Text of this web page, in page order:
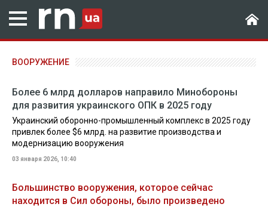
ВООРУЖЕНИЕ
Более 6 млрд долларов направило Минобороны
для развития украинского ОПК в 2025 году
Украинский оборонно-промышленный комплекс в 2025 году
привлек более $6 млрд. на развитие производства и
модернизацию вооружения
03 января 2026, 10:40
Большинство вооружения, которое сейчас
находится в Сил обороны, было произведено